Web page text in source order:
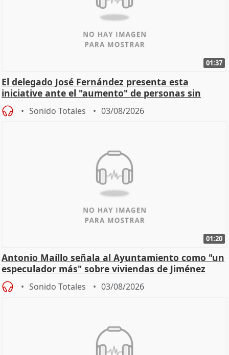
01:37
El delegado José Fernández presenta esta
iniciative ante el "aumento" de personas sin
hogar en Madri
Sonido Totales 03/08/2026
01:20
Antonio Maíllo señala al Ayuntamiento como "un
especulador más" sobre viviendas de Jiménez
Becerril
Sonido Totales 03/08/2026